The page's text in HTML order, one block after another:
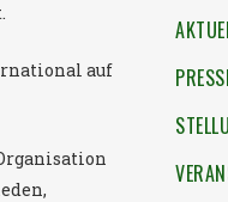
auf